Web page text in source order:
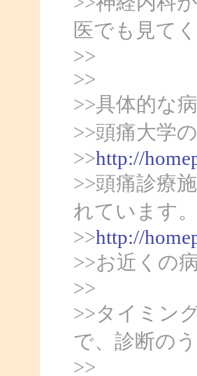
医でも見て
>>
>>
>>具体的な
>>頭痛大学
>>http://
>>頭痛診療
れています。
>>http://
>>お近くの
>>
>>タイミン
で、診断の
>>